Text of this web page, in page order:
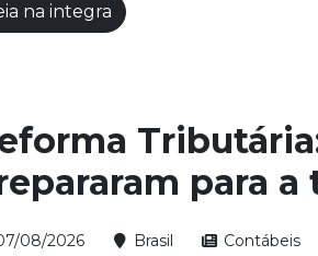
na integra
para
08/2026 Brasil Contábeis